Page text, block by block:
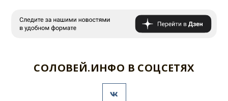
СОЛОВЕЙ.ИНФО В СОЦСЕТЯХ